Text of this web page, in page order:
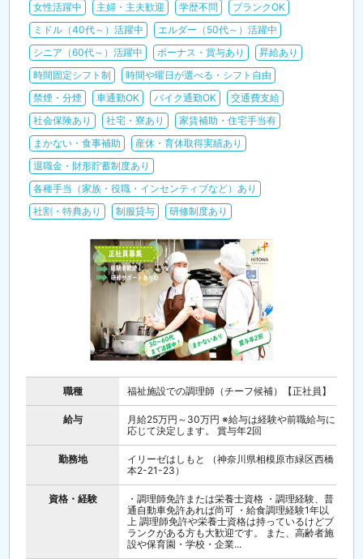
女性活躍中
主婦・主夫歓迎 学歴不問
ブランクOK
ミドル（40代～）活躍中
エルダー（50代～）活躍中
シニア（60代～）活躍中
ボーナス・賞与あり
昇給あり
時間固定シフト制
時間や曜日が選べる・シフト自由
禁煙・分煙
車通勤OK バイク通勤OK
交通費支給
社会保険あり
社宅・寮あり
家賃補助・住宅手当有
まかない・食事補助
産休・育休取得実績あり
退職金・財形貯蓄制度あり
各種手当（家族・役職・インセンティブなど）あり
社割・特典あり
制服貸与 研修制度あり
職種 福祉施設での調理師（チーフ候補）【正社員】
給与
月給25万円～30万円 ※給与は経験や前職給与に
応じて決定します。 賞与年2回
勤務地
イリーゼはしもと （神奈川県相模原市緑区西橋
本2-21-23）
資格・経験
・調理師免許または栄養士資格 ・調理経験、普
通自動車免許あれば尚可 ・給食調理経験1年以
上 調理師免許や栄養士資格は持っているけどブ
ランクがある方も大歓迎です。 また、高齢者施
設や保育園・学校・企業...